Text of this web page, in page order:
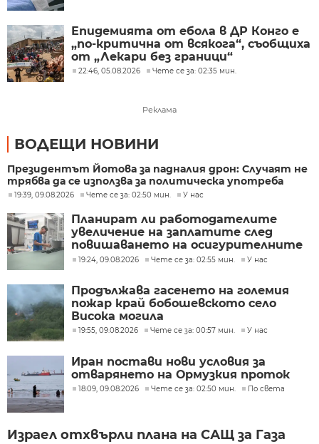
Епидемията от ебола в ДР Конго е
„по-критична от всякога“, съобщиха
от „Лекари без граници“
22:46, 05.08.2026 Чете се за: 02:35 мин.
Реклама
ВОДЕЩИ НОВИНИ
Президентът Йотова за падналия дрон: Случаят не
трябва да се използва за политическа употреба
19:39, 09.08.2026 Чете се за: 02:50 мин. У нас
Планират ли работодателите
увеличение на заплатите след
повишаването на осигурителните
прагове?
19:24, 09.08.2026 Чете се за: 02:55 мин. У нас
Продължава гасенето на големия
пожар край бобошевското село
Висока могила
19:55, 09.08.2026 Чете се за: 00:57 мин. У нас
Иран постави нови условия за
отварянето на Ормузкия проток
18:09, 09.08.2026 Чете се за: 02:50 мин. По света
Израел отхвърли плана на САЩ за Газа